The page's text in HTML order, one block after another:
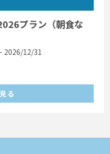
プラン（朝食な
2026/12/31
る